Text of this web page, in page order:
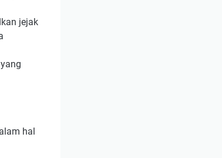
jejak
hal